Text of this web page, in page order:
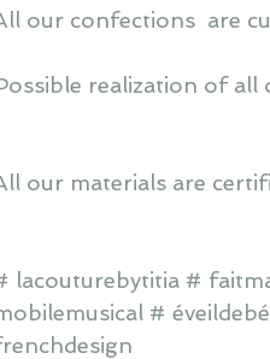
our confections are
realization of all
our materials are
lacouturebytitia #
#